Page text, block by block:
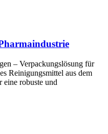
– Verpackungslösung für
Reinigungsmittel aus dem
eine robuste und